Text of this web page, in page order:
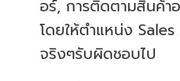
อร์, การติดตามสินค้า
โดยให้ตำแหน่ง
จริงๆรับผิดชอบไป